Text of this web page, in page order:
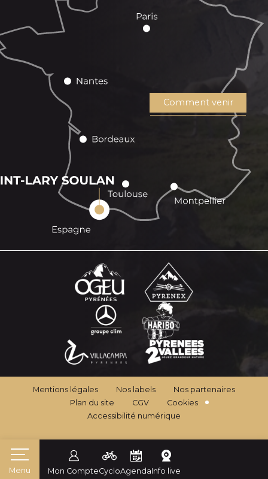
Mon CompteCycloAgendaInfo live
Menu
Comment venir
Mentions légales Nos labels
Nos partenaires
Plan du site
CGV
Cookies
Accessibilité numérique